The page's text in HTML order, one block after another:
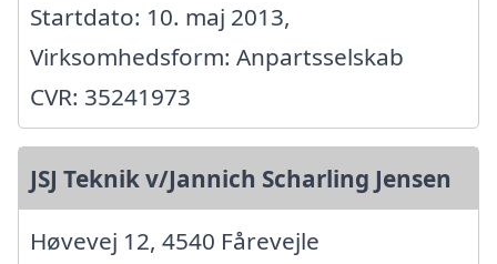
Startdato: 10. maj 2013,
Virksomhedsform: Anpartsselskab
CVR: 35241973
JSJ Teknik v/Jannich Scharling Jensen
Høvevej 12, 4540 Fårevejle